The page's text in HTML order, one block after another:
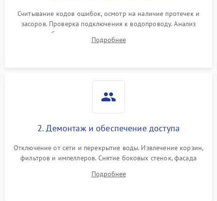
Считывание кодов ошибок, осмотр на наличие протечек и
засоров. Проверка подключения к водопроводу. Анализ
жалоб на отсутствие слива, нагрева, вращения
разбрызгивателей или срабатывание системы защиты
Подробнее
2. Демонтаж и обеспечение доступа
Отключение от сети и перекрытие воды. Извлечение корзин,
фильтров и импеллеров. Снятие боковых стенок, фасада
циркуляционному насосу, ТЭНу и сливной помпе.
Подробнее